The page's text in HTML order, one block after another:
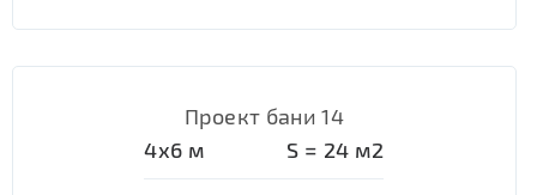
Проект бани 14
4х6 м S = 24 м2